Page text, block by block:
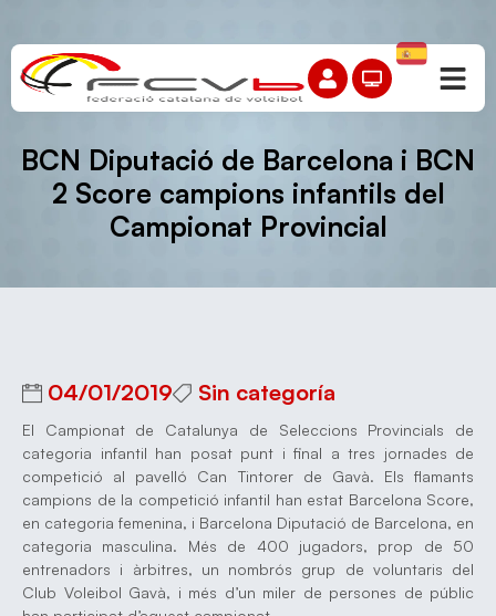
BCN Diputació de Barcelona i BCN
2 Score campions infantils del
Campionat Provincial
04/01/2019 Sin categoría
El Campionat de Catalunya de Seleccions Provincials de
categoria infantil han posat punt i final a tres jornades de
competició al pavelló Can Tintorer de Gavà. Els flamants
campions de la competició infantil han estat Barcelona Score,
en categoria femenina, i Barcelona Diputació de Barcelona, en
categoria masculina. Més de 400 jugadors, prop de 50
entrenadors i àrbitres, un nombrós grup de voluntaris del
Club Voleibol Gavà, i més d’un miler de persones de públic